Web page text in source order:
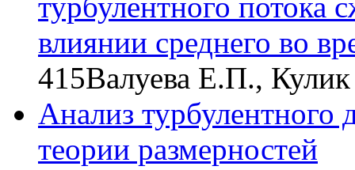
влиянии среднего во
415Валуева Е.П.,
Анализ турбулентного
теории размерностей